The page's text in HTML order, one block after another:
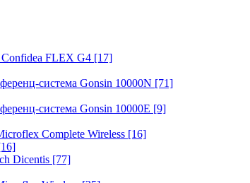
Confidea FLEX G4 [17]
система Gonsin 10000N [71]
система Gonsin 10000E [9]
Complete Wireless [16]
Dicentis [77]